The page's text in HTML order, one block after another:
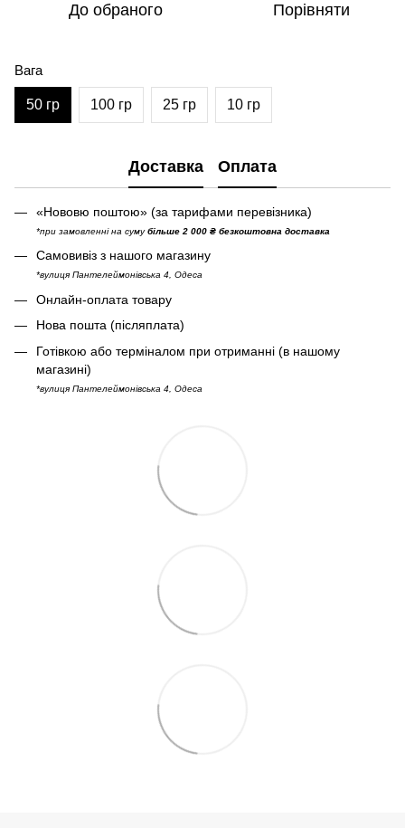
До обраного Порівняти
Вага
50 гр 100 гр 25 гр 10 гр
Доставка Оплата
«Нововю поштою» (за тарифами перевізника)
*при замовленні на сумубільше 2 000 ₴ безкоштовна доставка
Самовивіз з нашого магазину
*вулиця Пантелеймонівська 4, Одеса
Онлайн-оплата товару
Нова пошта (післяплата)
Готівкою або терміналом при отриманні (в нашому
магазині)
*вулиця Пантелеймонівська 4, Одеса